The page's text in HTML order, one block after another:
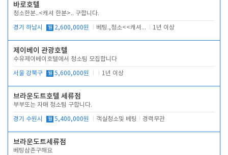
바로호텔
청소한분..<캐셔 한분>.. 구합니다.
경기 하남시 월 2,600,000원 베팅.,청소<<캐셔 모셔봅니다. 1년 이상
제이베이 관광호텔
수유제이베이호텔에서 청소팀 모집합니다
서울 강북구 월 5,600,000원 1년 이상
브라운도트호텔 세류점
부부또는 자매 청소팀 구합니다.
경기 수원시 월 5,400,000원 객실청소및 베팅 경력무관
브라운도트세류점
베팅삼촌구해요